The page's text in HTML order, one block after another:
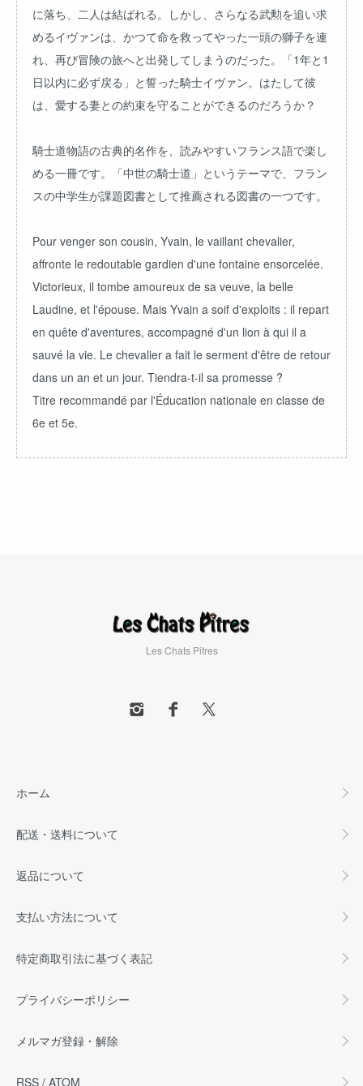
に落ち、二人は結ばれる。しかし、さらなる武勲を追い求
めるイヴァンは、かつて命を救ってやった一頭の獅子を連
れ、再び冒険の旅へと出発してしまうのだった。「1年と1
日以内に必ず戻る」と誓った騎士イヴァン。はたして彼
は、愛する妻との約束を守ることができるのだろうか？
騎士道物語の古典的名作を、読みやすいフランス語で楽し
める一冊です。「中世の騎士道」というテーマで、フラン
スの中学生が課題図書として推薦される図書の一つです。
Pour venger son cousin, Yvain, le vaillant chevalier,
affronte le redoutable gardien d'une fontaine ensorcelée.
Victorieux, il tombe amoureux de sa veuve, la belle
Laudine, et l'épouse. Mais Yvain a soif d'exploits : il repart
en quête d'aventures, accompagné d'un lion à qui il a
sauvé la vie. Le chevalier a fait le serment d'être de retour
dans un an et un jour. Tiendra-t-il sa promesse ?
Titre recommandé par l'Éducation nationale en classe de
6e et 5e.
Les Chats Pitres
ホーム
配送・送料について
返品について
支払い方法について
特定商取引法に基づく表記
プライバシーポリシー
メルマガ登録・解除
RSS / ATOM